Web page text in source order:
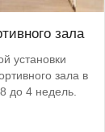
зала
установки
зала в
до 4 недель.